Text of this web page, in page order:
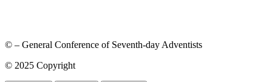
© – General Conference of Seventh-day Adventists
© 2025 Copyright